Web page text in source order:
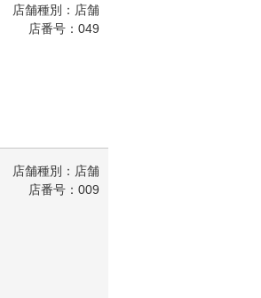
店舗種別：店舗
店番号：049
店舗種別：店舗
店番号：009